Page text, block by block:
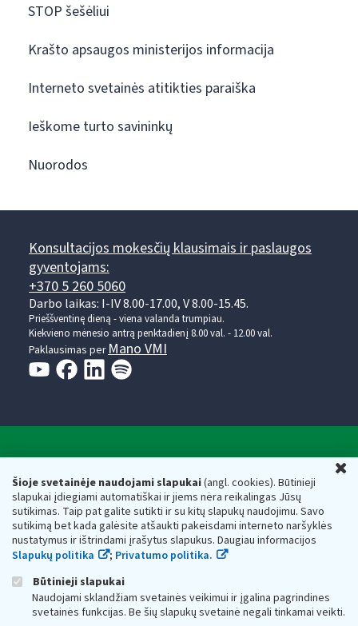
Šioje svetainėje naudojami slapukai(angl. cookies). Būtinieji
slapukai įdiegiami automatiškai ir jiems nėra reikalingas Jūsų
sutikimas. Taip pat galite sutikti ir su kitų slapukų naudojimu. Savo
sutikimą bet kada galėsite atšaukti pakeisdami interneto naršyklės
nustatymus ir ištrindami įrašytus slapukus. Daugiau informacijos
Slapukų politika
; Privatumo politika.
Būtinieji slapukai
Naudojami sklandžiam svetainės veikimui ir įgalina pagrindines
svetainės funkcijas. Be šių slapukų svetainė negali tinkamai veikti.
STOP šešėliui
Krašto apsaugos ministerijos informacija
Interneto svetainės atitikties paraiška
Ieškome turto savininkų
Nuorodos
Konsultacijos mokesčių klausimais ir paslaugos
gyventojams:
+370 5 260 5060
Darbo laikas: I-IV 8.00-17.00, V 8.00-15.45.
Prieššventinę dieną - viena valanda trumpiau.
Kiekvieno mėnesio antrą penktadienį 8.00 val. - 12.00 val.
Paklausimas per Mano VMI
Valstybinė mokesčių inspekcija prie Lietuvos
Respublikos finansų ministerijos
Biudžetinė įstaiga. Juridinio asmens kodas — 188659752,
adresas: Vasario 16-osios g. 14, 01107 Vilnius, Lietuva, el.paštas:
vmi@vmi.lt, E. pristatymo dėžutės adresas 188659752
Duomenys apie Valstybinę mokesčių inspekciją prie Lietuvos
Respublikos finansų ministerijos kaupiami ir saugomi Juridinių